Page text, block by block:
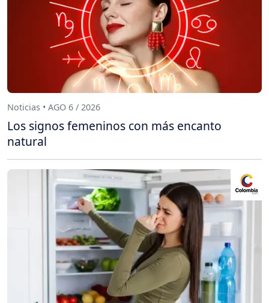
Noticias • AGO 6 / 2026
Los signos femeninos con más encanto
natural